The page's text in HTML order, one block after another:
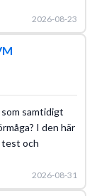
2026-08-23
samtidigt
I den här
test och
2026-08-31